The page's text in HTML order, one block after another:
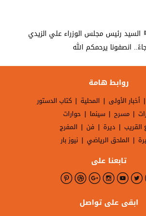
السيد رئيس مجلس الوزراء علي الزيدي
انصفونا يرحمكم الله
روابط هامة
| أخبار الأولى | المحلية | كتاب الدستور
| مسرح | سينما | حوارات
القريب | ديرة | فن | المفرج
| الملحق الرياضي | نيوز بار
تابعنا على
ابقى على تواصل